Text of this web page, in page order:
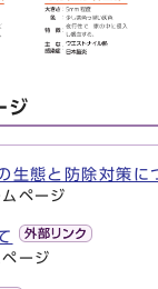
ジ
生態と防除対策に
ページ
ージ